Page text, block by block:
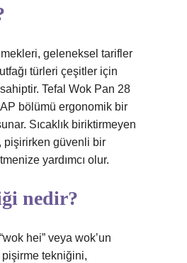
geleneksel tarifler
türleri çeşitler için
Tefal Wok Pan 28
bölümü ergonomik bir
Sıcaklık biriktirmeyen
pişirirken güvenli bir
yardımcı olur.
nedir?
hei” veya wok’un
pişirme tekniğini,